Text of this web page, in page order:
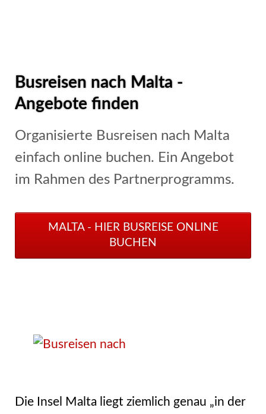
Busreisen nach Malta -
Angebote finden
Organisierte Busreisen nach Malta
einfach online buchen. Ein Angebot
im Rahmen des Partnerprogramms.
MALTA - HIER BUSREISE ONLINE
BUCHEN
Die Insel Malta liegt ziemlich genau „in der